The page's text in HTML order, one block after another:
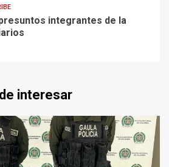
integrantes de la
interesar